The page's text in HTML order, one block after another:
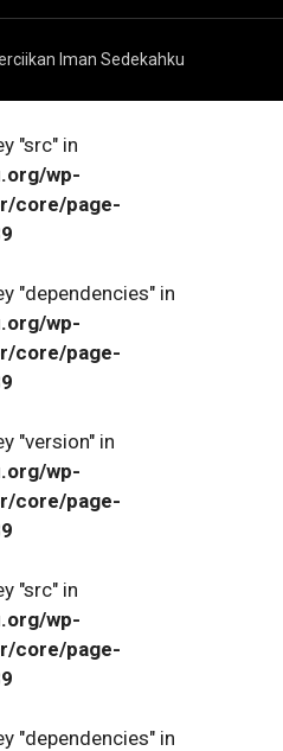
Iman Sedekahku
"src" in
wp-
core/page-
"dependencies" in
wp-
core/page-
"version" in
wp-
core/page-
"src" in
wp-
core/page-
"dependencies" in